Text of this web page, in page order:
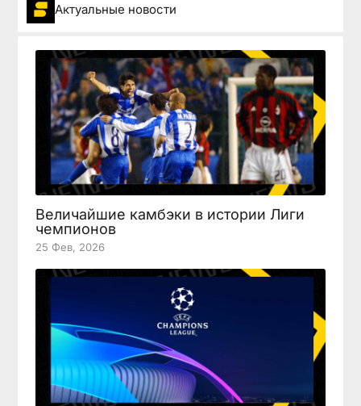
Актуальные новости
Величайшие камбэки в истории Лиги
чемпионов
25 Фев, 2026